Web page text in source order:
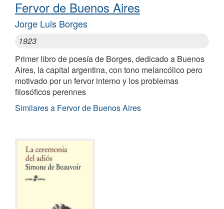
Fervor de Buenos Aires
Jorge Luis Borges
1923
Primer libro de poesía de Borges, dedicado a Buenos
Aires, la capital argentina, con tono melancólico pero
motivado por un fervor interno y los problemas
filosóficos perennes
Similares a Fervor de Buenos Aires